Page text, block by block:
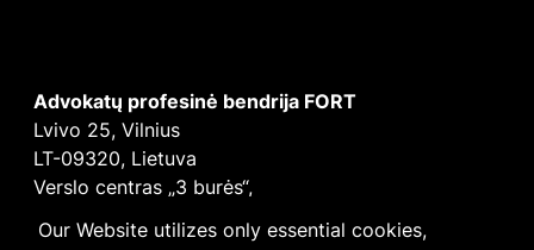
Our Website utilizes only essential cookies,
Advokatų profesinė bendrija FORT
Lvivo 25, Vilnius
LT-09320, Lietuva
Verslo centras „3 burės“,
E-mailvilnius@fortlegal.com